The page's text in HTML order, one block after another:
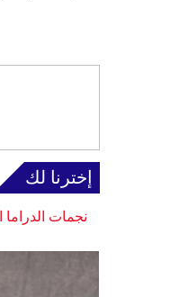
إخترنا لك
نجمات